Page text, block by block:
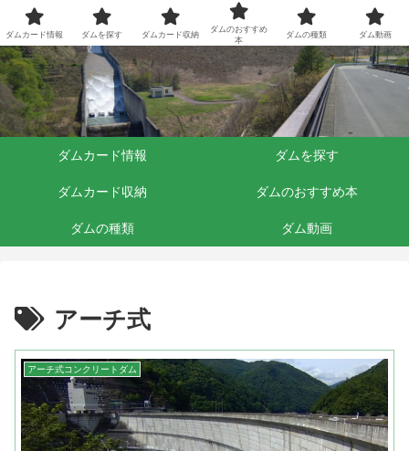
ダムくらぶ
ダムカード情報 ダムを探す
ダムカード収納 ダムのおすすめ本
ダムの種類 ダム動画
アーチ式
アーチ式コンクリートダム
ダムカード情報 ダムを探す ダムカード収納
ダムのおすすめ
本
ダムの種類 ダム動画